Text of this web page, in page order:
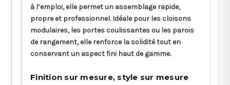
à l’emploi, elle permet un assemblage rapide,
propre et professionnel. Idéale pour les cloisons
modulaires, les portes coulissantes ou les parois
de rangement, elle renforce la solidité tout en
conservant un aspect fini haut de gamme.
Finition sur mesure, style sur mesure